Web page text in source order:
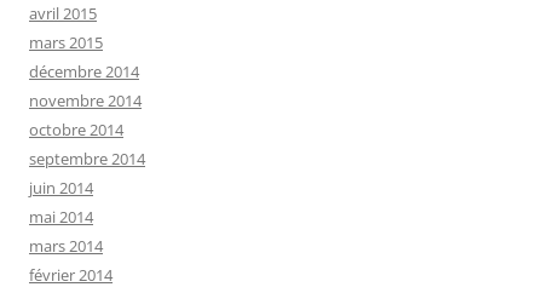
avril 2015
mars 2015
décembre 2014
novembre 2014
octobre 2014
septembre 2014
juin 2014
mai 2014
mars 2014
février 2014